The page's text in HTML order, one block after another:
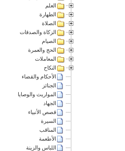
العلم
الطهارة
الصلاة
الزكاة والصدقات
الصيام
الحج والعمرة
المعاملات
النكاح
الأحكام والقضاء
الجنائز
المواريث والوصايا
الجهاد
قصص الأنبياء
السيرة
المناقب
الأطعمة
اللباس والزينة